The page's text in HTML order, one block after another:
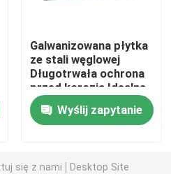
Galwanizowana płytka
ze stali węglowej
Długotrwała ochrona
przed korozją Idealna
dla sprzętu rolniczego
i zbiorników
magazynowych
Wyślij zapytanie
się z nami Desktop Site